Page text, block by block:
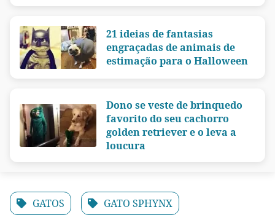
21 ideias de fantasias
engraçadas de animais de
estimação para o Halloween
Dono se veste de brinquedo
favorito do seu cachorro
golden retriever e o leva a
loucura
GATOS GATO SPHYNX